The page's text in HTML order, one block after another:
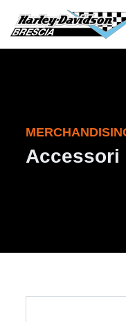
030 3366984 Viale
Accessori